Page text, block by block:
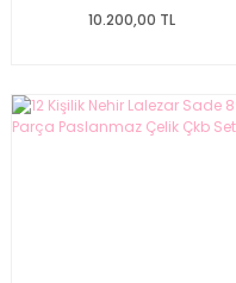
10.200,00 TL